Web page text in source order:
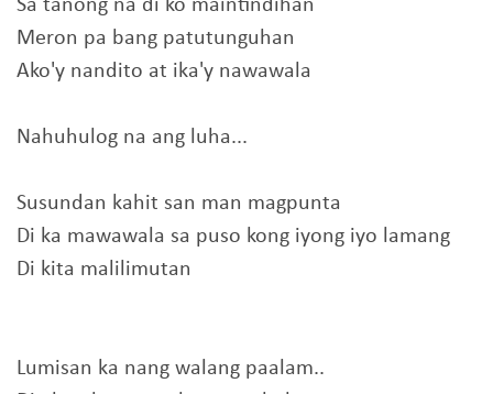
Sa tanong na di ko maintindihan
Meron pa bang patutunguhan
Ako'y nandito at ika'y nawawala
Nahuhulog na ang luha...
Susundan kahit san man magpunta
Di ka mawawala sa puso kong iyong iyo lamang
Di kita malilimutan
Lumisan ka nang walang paalam..